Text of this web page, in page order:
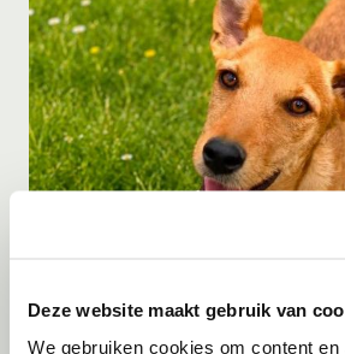
Deze website maakt gebruik van
We gebruiken cookies om content
Gastgezin
Cinnamon